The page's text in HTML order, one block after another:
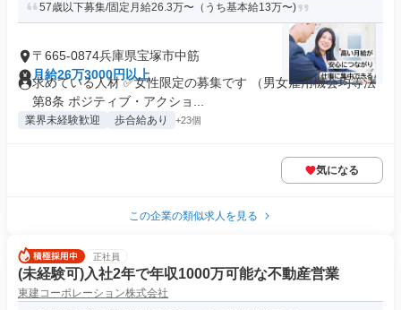
57歳以下募集/固定月給26.3万〜（うち基本給13万〜)
〒665-0874兵庫県宝塚市中筋
月給26万3000円以上
求めている人材 ✅女性限定の募集です （男女雇用機会均等法
第8条 ポジティブ・アクショ...
業界未経験歓迎 歩合給あり +23個
気になる
この企業の類似求人を見る
正社員
(未経験可)入社2年で年収1000万可能な不動産営業
東建コーポレーション株式会社